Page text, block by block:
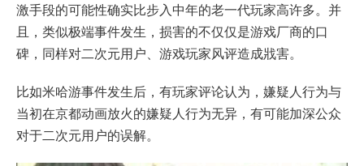
激手段的可能性确实比步入中年的老一代玩家高许多。并
且，类似极端事件发生，损害的不仅仅是游戏厂商的口
碑，同样对二次元用户、游戏玩家风评造成戕害。
比如米哈游事件发生后，有玩家评论认为，嫌疑人行为与
当初在京都动画放火的嫌疑人行为无异，有可能加深公众
对于二次元用户的误解。